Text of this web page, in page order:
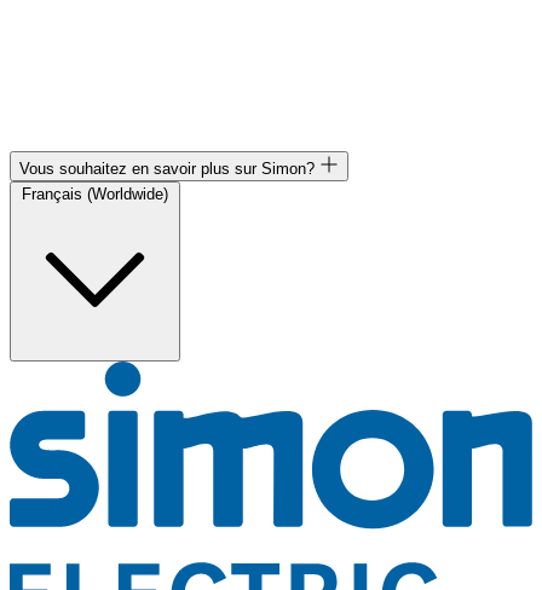
Vous souhaitez en savoir plus sur Simon?